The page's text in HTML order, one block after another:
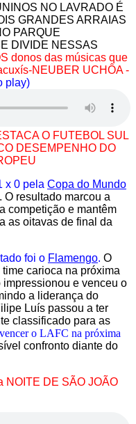
NO LAVRADO É
GRANDES ARRAIAS
PARQUE
DIVIDE NESSAS
donos das músicas que
NEUBER UCHÔA -
play)
O FUTEBOL SUL
DESEMPENHO DO
x 0 pela Copa do Mundo
O resultado marcou a
competição e mantêm
as oitavas de final da
foi o Flamengo. O
carioca na próxima
e venceu o
a liderança do
Luís passou a ter
classificado para as
o LAFC na próxima
confronto diante do
NOITE DE SÃO JOÃO